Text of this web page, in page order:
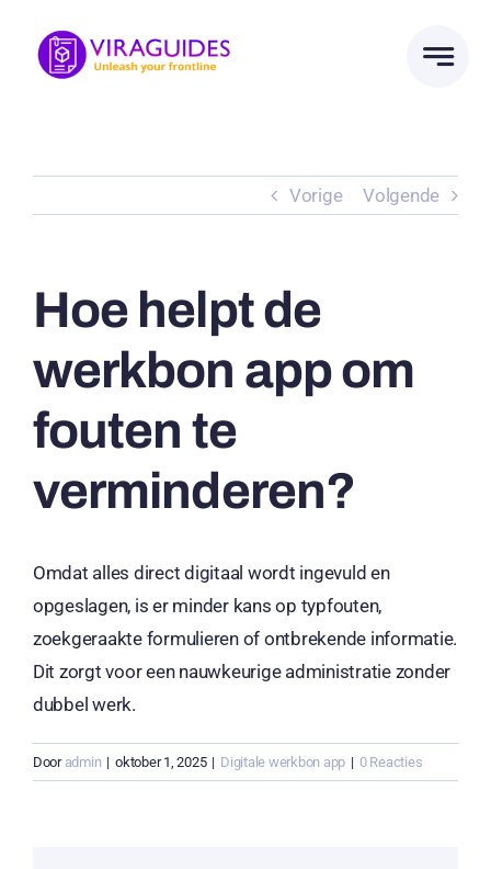
inhoud
Vorige Volgende
Hoe helpt de
werkbon app om
fouten te
verminderen?
Omdat alles direct digitaal wordt ingevuld en
opgeslagen, is er minder kans op typfouten,
zoekgeraakte formulieren of ontbrekende informatie.
Dit zorgt voor een nauwkeurige administratie zonder
dubbel werk.
Door admin | oktober 1, 2025 | Digitale werkbon app | 0 Reacties